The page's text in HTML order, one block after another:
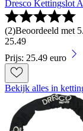
Dresco Kettingslot
(2)Beoordeeld met
25.49
Prijs: 25.49 euro
Bekijk alles in